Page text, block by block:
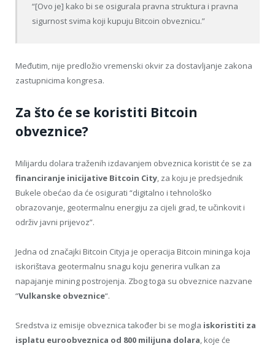
“[Ovo je] kako bi se osigurala pravna struktura i pravna
sigurnost svima koji kupuju Bitcoin obveznicu.”
Međutim, nije predložio vremenski okvir za dostavljanje zakona
zastupnicima kongresa.
Za što će se koristiti Bitcoin
obveznice?
Milijardu dolara traženih izdavanjem obveznica koristit će se za
financiranje inicijative Bitcoin City , za koju je predsjednik
Bukele obećao da će osigurati “digitalno i tehnološko
obrazovanje, geotermalnu energiju za cijeli grad, te učinkovit i
održiv javni prijevoz”.
Jedna od značajki Bitcoin Cityja je operacija Bitcoin mininga koja
iskorištava geotermalnu snagu koju generira vulkan za
napajanje mining postrojenja. Zbog toga su obveznice nazvane
“Vulkanske obveznice“.
Sredstva iz emisije obveznica također bi se mogla iskoristiti za
isplatu euroobveznica od 800 milijuna dolara, koje će